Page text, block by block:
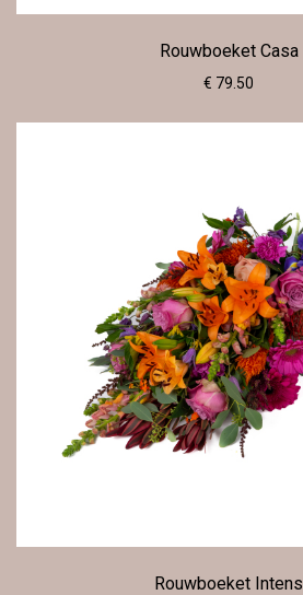
Rouwboeket Casa
€ 79.50
Rouwboeket Intens